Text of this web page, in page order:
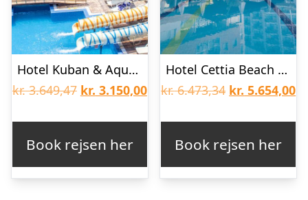
Hotel Kuban & Aqua Park
kr.3.649,47 Den
var:
kr. 3.649,47.
kr. 3.150,00Den
kr. 3.150,00.
Book rejsen her
Hotel Cettia Beach Resort
kr.6.473,34 Den
var:
kr. 6.473,34.
kr. 5.654,00
Book rejsen her